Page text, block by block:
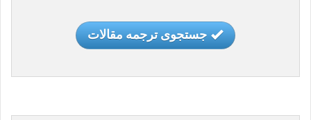
جستجوی ترجمه مقالات